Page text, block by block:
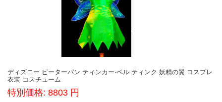
ディズニー ピーターパン ティンカー·ベル ティンク 妖精の翼 コスプレ
衣装 コスチューム
特別価格: 8803 円